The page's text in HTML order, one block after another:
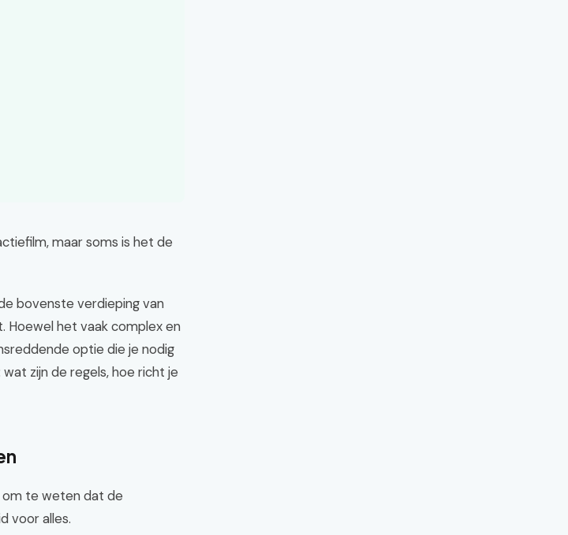
maar soms is het de
bovenste verdieping van
Hoewel het vaak complex en
optie die je nodig
zijn de regels, hoe richt je
om te weten dat de
voor alles.